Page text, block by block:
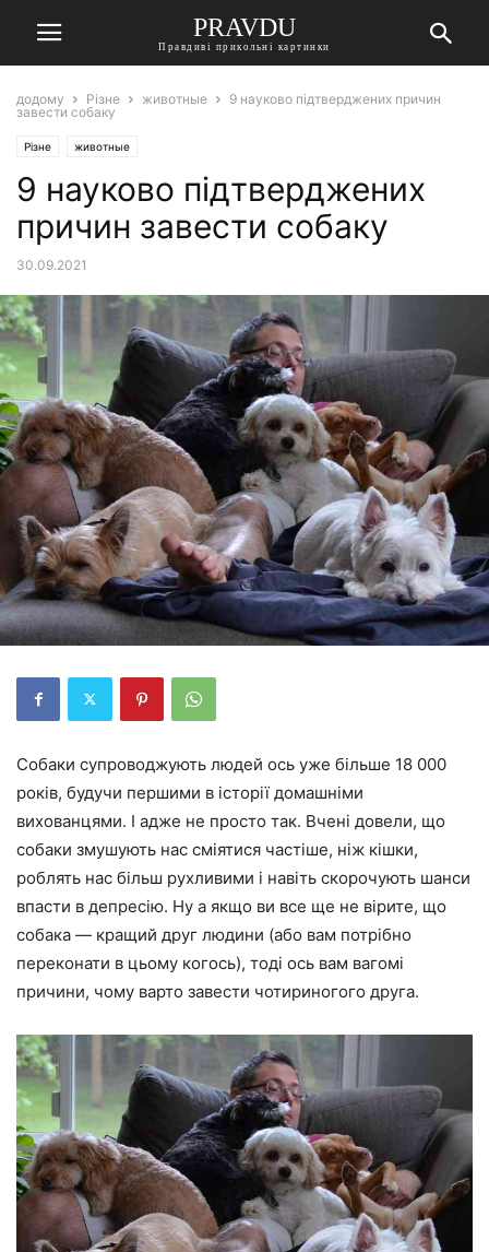
PRAVDU
Правдиві прикольні картинки
додому Різне животные
9 науково підтверджених причин
завести собаку
Різне животные
9 науково підтверджених
причин завести собаку
30.09.2021
Собаки супроводжують людей ось уже більше 18 000
років, будучи першими в історії домашніми
вихованцями. І адже не просто так. Вчені довели, що
собаки змушують нас сміятися частіше, ніж кішки,
роблять нас більш рухливими і навіть скорочують шанси
впасти в депресію. Ну а якщо ви все ще не вірите, що
собака — кращий друг людини (або вам потрібно
переконати в цьому когось), тоді ось вам вагомі
причини, чому варто завести чотириногого друга.